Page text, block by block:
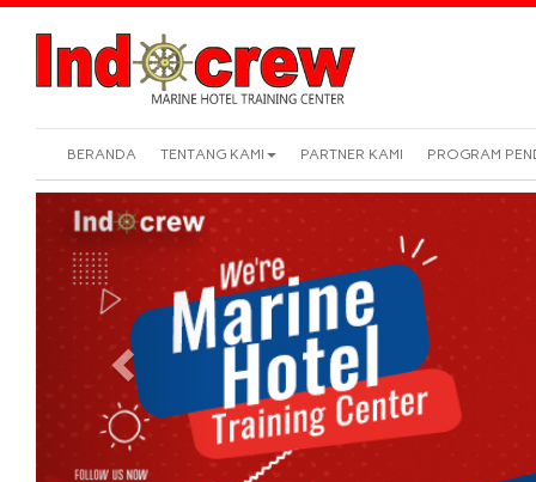
BERANDA TENTANG KAMI PARTNER KAMI PROGRAM
Previous